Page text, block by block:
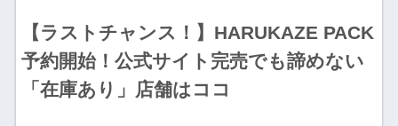
【ラストチャンス！】HARUKAZE PACK
予約開始！公式サイト完売でも諦めない
「在庫あり」店舗はココ